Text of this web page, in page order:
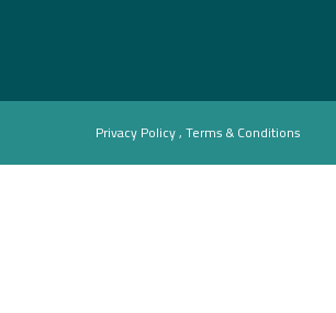
Privacy Policy , Terms & Conditions